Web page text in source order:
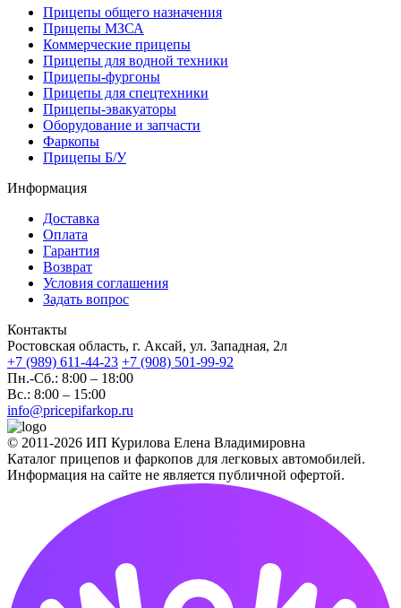
Прицепы общего назначения
Прицепы МЗСА
Коммерческие прицепы
Прицепы для водной техники
Прицепы-фургоны
Прицепы для спецтехники
Прицепы-эвакуаторы
Оборудование и запчасти
Фаркопы
Прицепы Б/У
Информация
Доставка
Оплата
Гарантия
Возврат
Условия соглашения
Задать вопрос
Контакты
Ростовская область, г. Аксай, ул. Западная, 2л
+7 (989) 611-44-23 +7 (908) 501-99-92
Пн.-Сб.: 8:00 – 18:00
Вс.: 8:00 – 15:00
info@pricepifarkop.ru
© 2011-2026 ИП Курилова Елена Владимировна
Каталог прицепов и фаркопов для легковых автомобилей.
Информация на сайте не является публичной офертой.